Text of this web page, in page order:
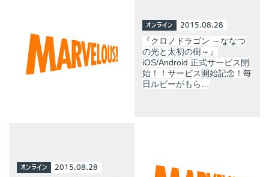
オンライン 2015.08.28
『クロノドラゴン ～ななつ
の光と太初の樹～』
iOS/Android 正式サービス開
始！！サービス開始記念！毎
日ルビーがもら…
オンライン 2015.08.28